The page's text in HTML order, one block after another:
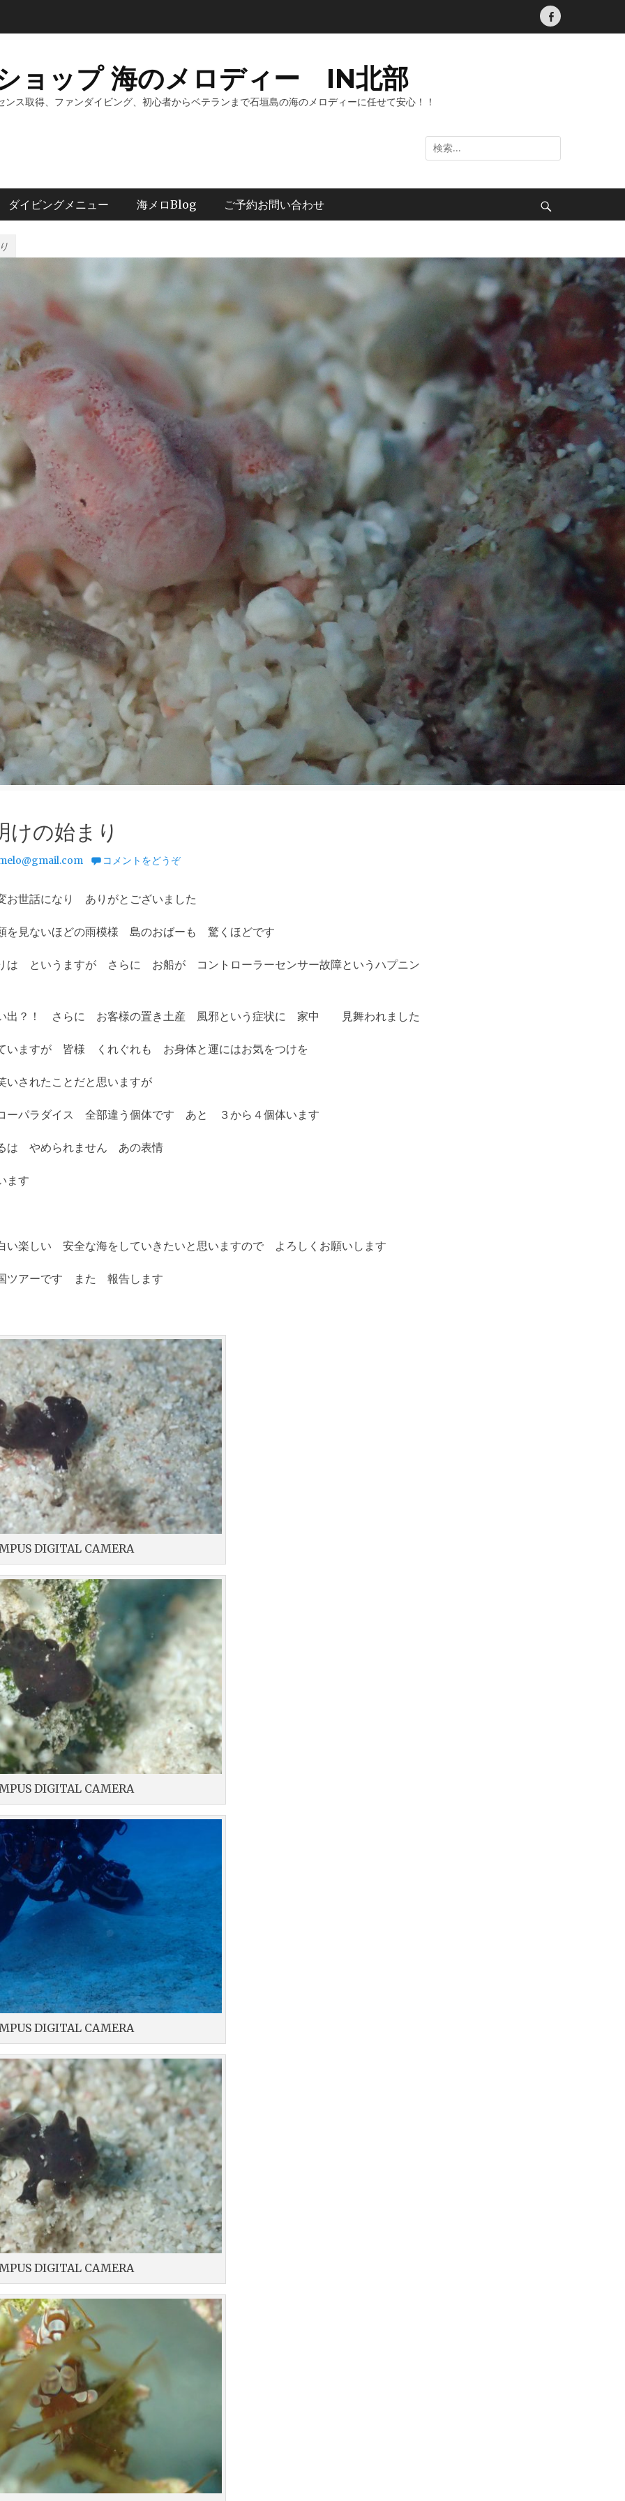
Facebook
ョップ 海のメロディー IN北部
ス取得、ファンダイビング、初心者からベテランまで石垣島の海のメロディーに任せて安心！！
検
索:
ダイビングメニュー 海メロBlog ご予約お問い合わせ
けの始まり
コメントをどうぞ
世話になり ありがとございました
を見ないほどの雨模様 島のおばーも 驚くほどです
は というますが さらに お船が コントローラーセンサー故障というハプニン
出？！ さらに お客様の置き土産 風邪という症状に 家中 見舞われました
いますが 皆様 くれぐれも お身体と運にはお気をつけを
されたことだと思いますが
ーパラダイス 全部違う個体です あと ３から４個体います
は やめられません あの表情
ます
楽しい 安全な海をしていきたいと思いますので よろしくお願いします
アーです また 報告します
DIGITAL CAMERA
DIGITAL CAMERA
DIGITAL CAMERA
DIGITAL CAMERA